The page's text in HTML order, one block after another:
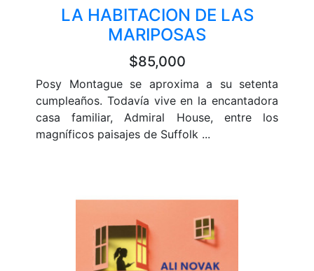
LA HABITACION DE LAS
MARIPOSAS
$85,000
Posy Montague se aproxima a su setenta
cumpleaños. Todavía vive en la encantadora
casa familiar, Admiral House, entre los
magníficos paisajes de Suffolk ...